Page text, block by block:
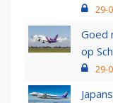
29-
Goed
op
29-